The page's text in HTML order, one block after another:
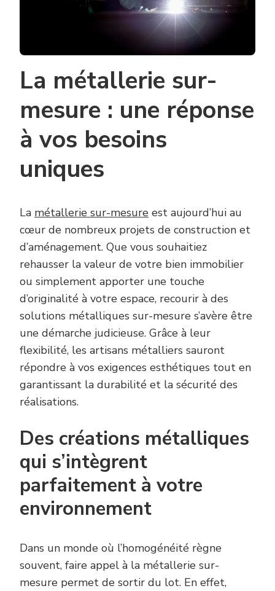
La métallerie sur-
mesure : une réponse
à vos besoins
uniques
La métallerie sur-mesure est aujourd’hui au
cœur de nombreux projets de construction et
d’aménagement. Que vous souhaitiez
rehausser la valeur de votre bien immobilier
ou simplement apporter une touche
d’originalité à votre espace, recourir à des
solutions métalliques sur-mesure s’avère être
une démarche judicieuse. Grâce à leur
flexibilité, les artisans métalliers sauront
répondre à vos exigences esthétiques tout en
garantissant la durabilité et la sécurité des
réalisations.
Des créations métalliques
qui s’intègrent
parfaitement à votre
environnement
Dans un monde où l’homogénéité règne
souvent, faire appel à la métallerie sur-
mesure permet de sortir du lot. En effet,